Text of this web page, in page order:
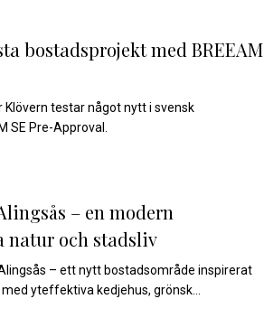
bostadsprojekt med BREEAM
testar något nytt i svensk
SE Pre-Approval.
– en modern
natur och stadsliv
– ett nytt bostadsområde inspirerat
yteffektiva kedjehus, grönsk...